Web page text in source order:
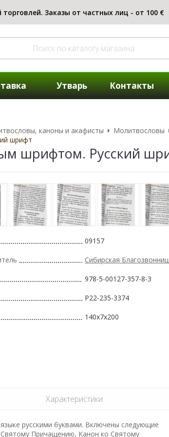
Утварь Контакты
каноны и акафисты
Молитвословы
шрифт
шрифтом. Русский
09157
Сибирская
978-5-00127-357-8-3
Р22-235-3374
140x7x200
Характеристики
русскими буквами. Включены следующие
Причащению, Канон ко Святому